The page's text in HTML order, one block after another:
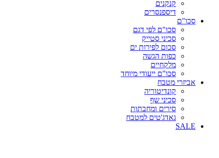
קנקנים
דיספנסרים
סכו"ם
סכו"ם לפי דגם
סכיני סטייק
סכום לפירות ים
כפות הגשה
מלקחיים
סכו"ם ייעודי מיוחד
אביזרי מטבח
קונדיטוריה
סכיני שף
סירים ומחבתות
גאדג'טים למטבח
SALE